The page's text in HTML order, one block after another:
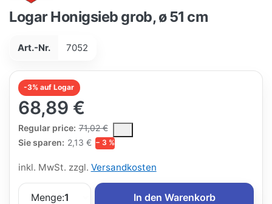
Logar Honigsieb grob, ø 51 cm
Art.-Nr. 7052
-3% auf Logar
68,89 €
Regular price: 71,02 €
The Regular Price is the median selling price paid by
Sie sparen: 2,13 € − 3 %
inkl. MwSt. zzgl. Versandkosten
Menge:1 In den Warenkorb